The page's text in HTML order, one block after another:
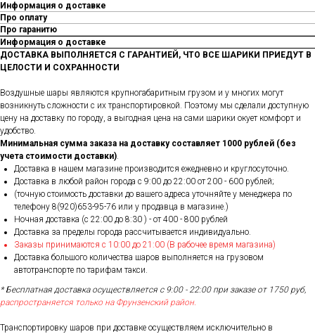
Информация о доставке
Про оплату
Про гаранитю
Информация о доставке
ДОСТАВКА ВЫПОЛНЯЕТСЯ С ГАРАНТИЕЙ, ЧТО ВСЕ ШАРИКИ ПРИЕДУТ В
ЦЕЛОСТИ И СОХРАННОСТИ
Воздушные шары являются крупногабаритным грузом и у многих могут
возникнуть сложности с их транспортировкой. Поэтому мы сделали доступную
цену на доставку по городу, а выгодная цена на сами шарики окует комфорт и
удобство.
Минимальная сумма заказа на доставку составляет 1000 рублей (без
учета стоимости доставки).
Доставка в нашем магазине производится ежедневно и круглосуточно.
Доставка в любой район города c 9:00 до 22:00 от 200 - 600 рублей;
(точную стоимость доставки до вашего адреса уточняйте у менеджера по
телефону 8(920)653-95-76 или у продавца в магазине.)
Ночная доставка (с 22:00 до 8:30 ) - от 400 - 800 рублей
Доставка за пределы города рассчитывается индивидуально.
Заказы принимаются с 10:00 до 21:00 (В рабочее время магазина)
Доставка большого количества шаров выполняется на грузовом
автотранспорте по тарифам такси.
* Бесплатная доставка осуществляется с 9:00 - 22:00 при заказе от 1750 руб,
распространяется только на Фрунзенский район.
Транспортировку шаров при доставке осуществляем исключительно в